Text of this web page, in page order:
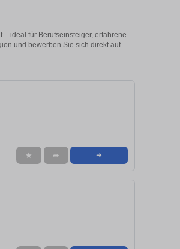
ideal für Berufseinsteiger, erfahrene
und bewerben Sie sich direkt auf
★ ➦ ➜